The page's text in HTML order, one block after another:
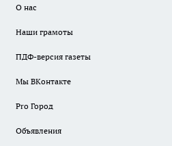
О нас
Наши грамоты
ПДФ-версия газеты
Мы ВКонтакте
Pro Город
Объявления